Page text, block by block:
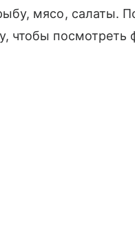
мясо, салаты.
чтобы посмотреть